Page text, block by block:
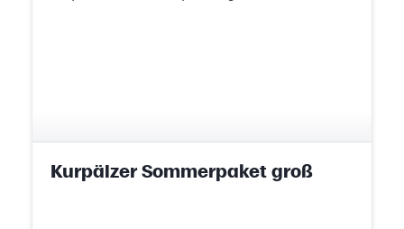
Kurpälzer Sommerpaket groß